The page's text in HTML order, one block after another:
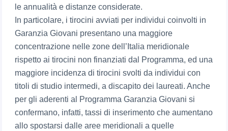
le annualità e distanze considerate.
In particolare, i tirocini avviati per individui coinvolti in
Garanzia Giovani presentano una maggiore
concentrazione nelle zone dell’Italia meridionale
rispetto ai tirocini non finanziati dal Programma, ed una
maggiore incidenza di tirocini svolti da individui con
titoli di studio intermedi, a discapito dei laureati. Anche
per gli aderenti al Programma Garanzia Giovani si
confermano, infatti, tassi di inserimento che aumentano
allo spostarsi dalle aree meridionali a quelle